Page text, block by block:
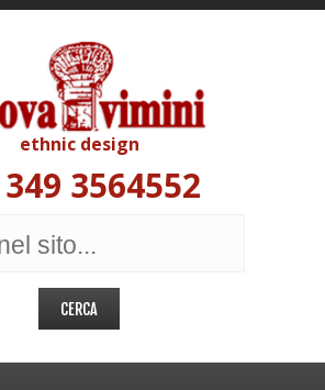
ethnic design
349 3564552